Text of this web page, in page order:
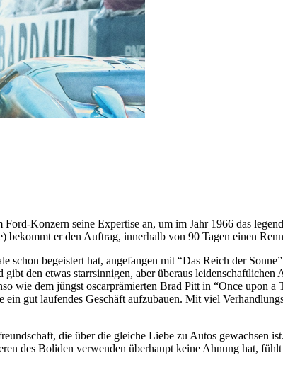
Konzern seine Expertise an, um im Jahr 1966 das
er den Auftrag, innerhalb von 90 Tagen einen
begeistert hat, angefangen mit “Das Reich der
den etwas starrsinnigen, aber überaus
wie dem jüngst oscarprämierten Brad Pitt in “Once
ein gut laufendes Geschäft aufzubauen. Mit viel
die über die gleiche Liebe zu Autos gewachsen
des Boliden verwenden überhaupt keine Ahnung hat,